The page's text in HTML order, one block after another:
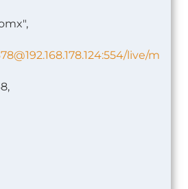
:554/live/m